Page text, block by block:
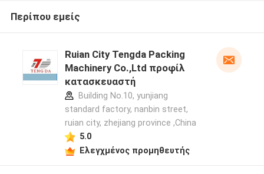
Περίπου εμείς
Ruian City Tengda Packing
Machinery Co.,Ltd προφίλ
κατασκευαστή
Building No.10, yunjiang
standard factory, nanbin street,
ruian city, zhejiang province ,China
5.0
Ελεγχμένος προμηθευτής